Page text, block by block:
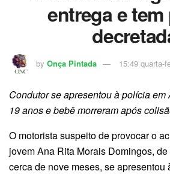
entrega e
by Onça Pintada 15:49 quarta-
Condutor se apresentou à polícia
19 anos e bebê morreram após
O motorista suspeito de provocar o
jovem Ana Rita Morais Domingos,
cerca de nove meses, se